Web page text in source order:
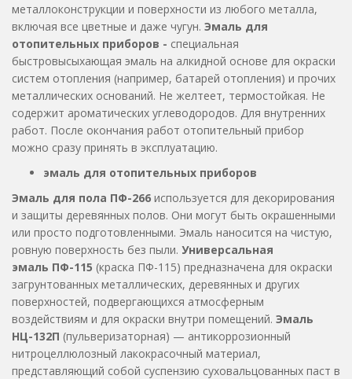
металлоконструкции и поверхности из любого металла,
включая все цветные и даже чугун. Эмаль для
отопительных приборов - специальная
быстровысыхающая эмаль на алкидной основе для окраски
систем отопления (например, батарей отопления) и прочих
металлических оснований. Не желтеет, термостойкая. Не
содержит ароматических углеводородов. Для внутренних
работ. После окончания работ отопительный прибор
можно сразу принять в эксплуатацию.
эмаль для отопительных приборов
Эмаль для пола ПФ-266 используется для декорирования
и защиты деревянных полов. Они могут быть окрашенными
или просто подготовленными. Эмаль наносится на чистую,
ровную поверхность без пыли. Универсальная
эмаль ПФ-115 (краска ПФ-115) предназначена для окраски
загрунтованных металлических, деревянных и других
поверхностей, подвергающихся атмосферным
воздействиям и для окраски внутри помещений. Эмаль
НЦ-132П (пульверизаторная) — антикоррозионный
нитроцеллюлозный лакокрасочный материал,
представляющий собой суспензию суховальцованных паст в